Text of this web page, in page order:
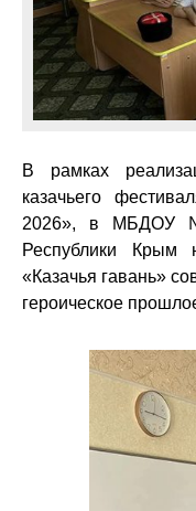
В рамках
казачьего
2026», в МБДОУ
Республики Крым
«Казачья гавань»
героическое